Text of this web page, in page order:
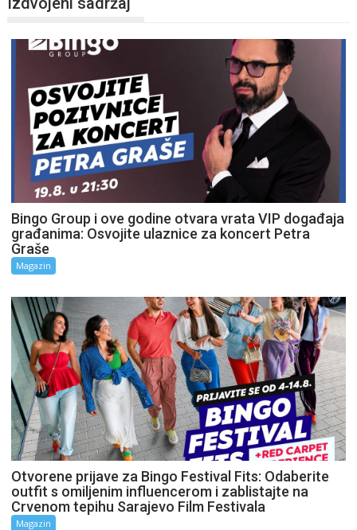
Bingo Group i ove godine otvara vrata VIP događaja
građanima: Osvojite ulaznice za koncert Petra
Graše
Magazin
Otvorene prijave za Bingo Festival Fits: Odaberite
outfit s omiljenim influencerom i zablistajte na
Crvenom tepihu Sarajevo Film Festivala
Magazin